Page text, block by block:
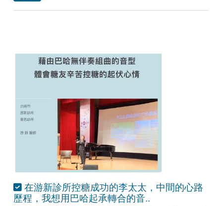
在游新診所控糖成功的李太太，中間的心路
歷程，我想用巴哈起承轉合的音..